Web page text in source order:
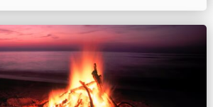
восьмой день после рождения
время празднование этого
на восьмо...